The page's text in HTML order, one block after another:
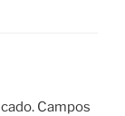
Campos